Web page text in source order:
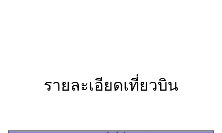
รายละเอียดเที่ยวบิน